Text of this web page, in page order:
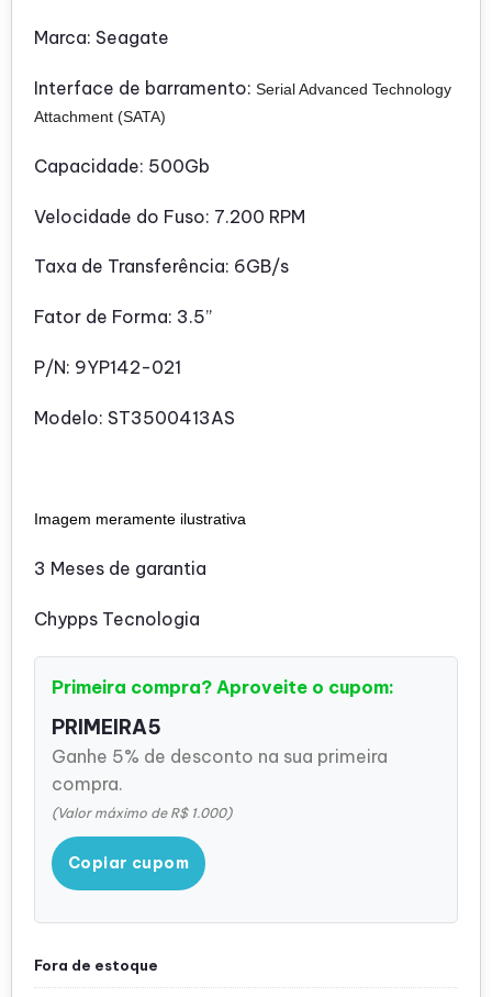
Marca: Seagate
Interface de barramento: Serial Advanced Technology
Attachment (SATA)
Capacidade: 500Gb
Velocidade do Fuso: 7.200 RPM
Taxa de Transferência: 6GB/s
Fator de Forma: 3.5”
P/N: 9YP142-021
Modelo: ST3500413AS
Imagem meramente ilustrativa
3 Meses de garantia
Chypps Tecnologia
Primeira compra? Aproveite o cupom:
PRIMEIRA5
Ganhe 5% de desconto na sua primeira
compra.
(Valor máximo de R$ 1.000)
Copiar cupom
Fora de estoque